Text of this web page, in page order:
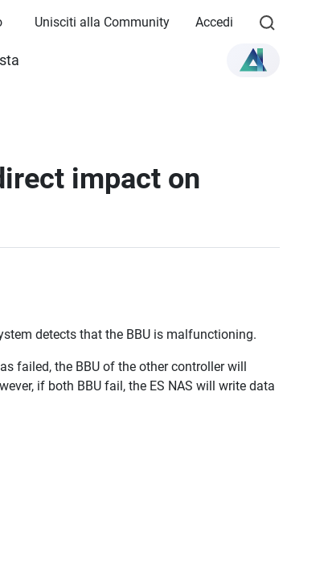
Unisciti alla Community Accedi
impact on
detects that the BBU is malfunctioning.
failed, the BBU of the other controller will
if both BBU fail, the ES NAS will write data